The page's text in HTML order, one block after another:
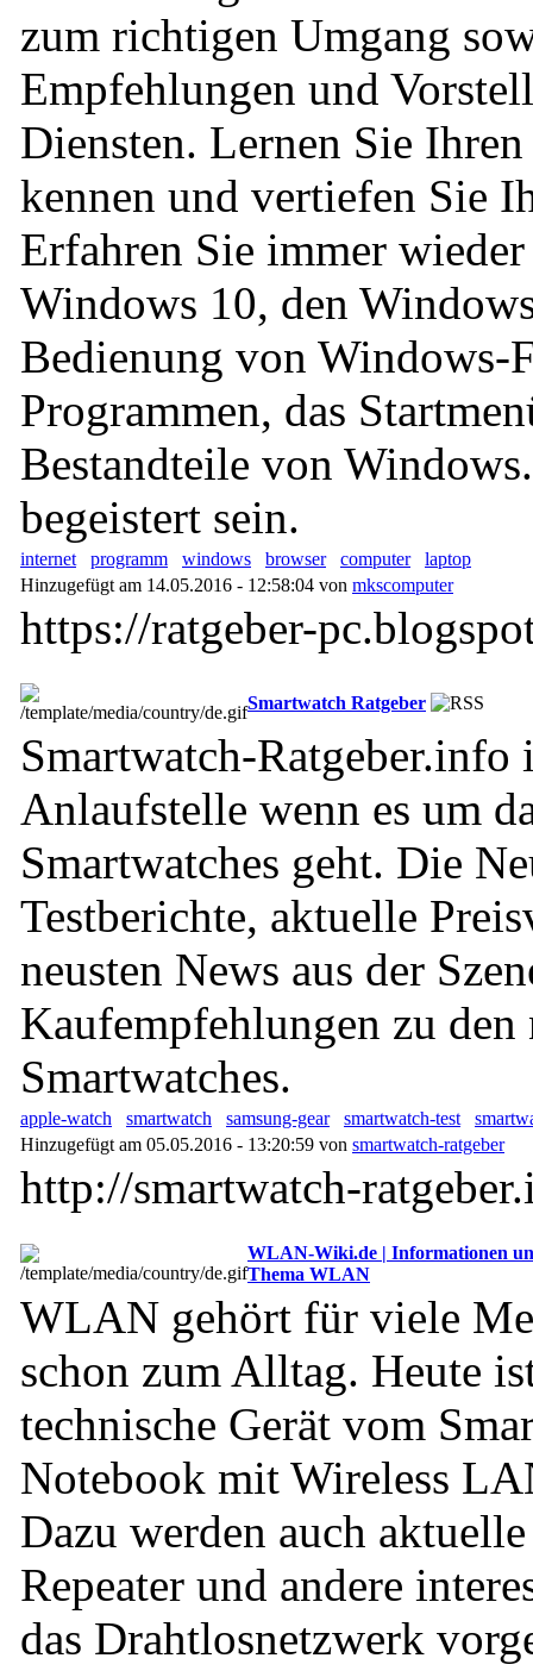
zum richtigen Umgang
Empfehlungen und
Diensten. Lernen Sie
kennen und vertiefen Sie
Erfahren Sie immer
Windows 10, den
Bedienung von Windows-
Programmen, das
Bestandteile von
begeistert sein.
internet programm windows browser computer
laptop
Hinzugefügt am 14.05.2016 - 12:58:04 von mkscomputer
https://ratgeber-
Smartwatch Ratgeber
Smartwatch-Ratgeber.info
Anlaufstelle wenn es um
Smartwatches geht. Die
Testberichte, aktuelle
neusten News aus der
Kaufempfehlungen zu den
Smartwatches.
apple-watch smartwatch samsung-gear smartwatch-test
Hinzugefügt am 05.05.2016 - 13:20:59 von smartwatch-ratgeber
http://smartwatch-
WLAN-Wiki.de | Informationen
Thema WLAN
WLAN gehört für viele
schon zum Alltag. Heute
technische Gerät vom
Notebook mit Wireless
Dazu werden auch
Repeater und andere
das Drahtlosnetzwerk